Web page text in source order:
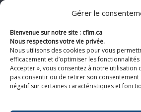
Gérer le
Bienvenue sur notre site : cfim.ca
Nous respectons votre vie privée.
Nous utilisons des cookies pour vous
efficacement et d’optimiser les fonctionnalités
Accepter », vous consentez à notre utilisation
pas consentir ou de retirer son
négatif sur certaines caractéristiques et
Devenir membre de CFIM
Suivez-nous